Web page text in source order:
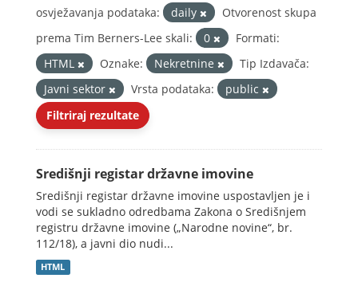
osvježavanja podataka:
daily
Otvorenost skupa
prema Tim Berners-Lee skali:
0
Formati:
HTML
Oznake: Nekretnine
Tip Izdavača:
Javni sektor
Vrsta podataka:
public
Filtriraj rezultate
Središnji registar državne imovine
Središnji registar državne imovine uspostavljen je i
vodi se sukladno odredbama Zakona o Središnjem
registru državne imovine („Narodne novine“, br.
112/18), a javni dio nudi...
HTML